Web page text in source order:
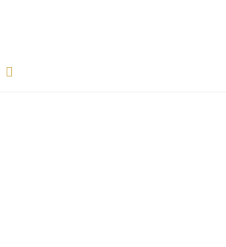
Rozpocznij współpracę